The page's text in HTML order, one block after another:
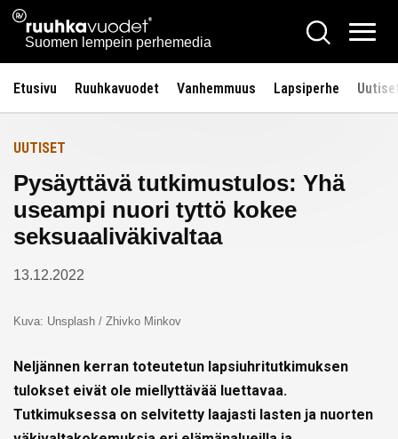
Siirry
sisältöön
Ruuhkavuodet.fi
Suomen lempein perhemedia
Hae
Etusivu Ruuhkavuodet Vanhemmuus Lapsiperhe
Etusivulle
UUTISET
Pysäyttävä tutkimustulos: Yhä
useampi nuori tyttö kokee
seksuaaliväkivaltaa
13.12.2022
Kuva: Unsplash / Zhivko Minkov
Neljännen kerran toteutetun lapsiuhritutkimuksen
tulokset eivät ole miellyttävää luettavaa.
Tutkimuksessa on selvitetty laajasti lasten ja nuorten